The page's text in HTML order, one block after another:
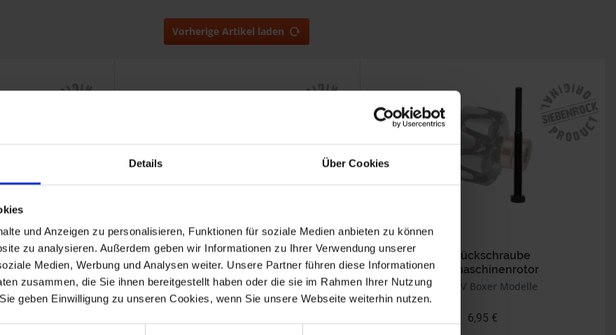
Details Über Cookies
und Anzeigen zu personalisieren, Funktionen für soziale Medien anbieten zu können
zu analysieren. Außerdem geben wir Informationen zu Ihrer Verwendung unserer
Medien, Werbung und Analysen weiter. Unsere Partner führen diese Informationen
zusammen, die Sie ihnen bereitgestellt haben oder die sie im Rahmen Ihrer Nutzung
geben Einwilligung zu unseren Cookies, wenn Sie unsere Webseite weiterhin nutzen.
Vorherige Artikel laden
7 Modelle bis 9/80
Kupplungszentrierdorn
BMW 2V Boxer Modelle ab 9/80
Abdrückschraube
Lichtmaschinenrotor
BMW 2V Boxer Modelle
6,95 €